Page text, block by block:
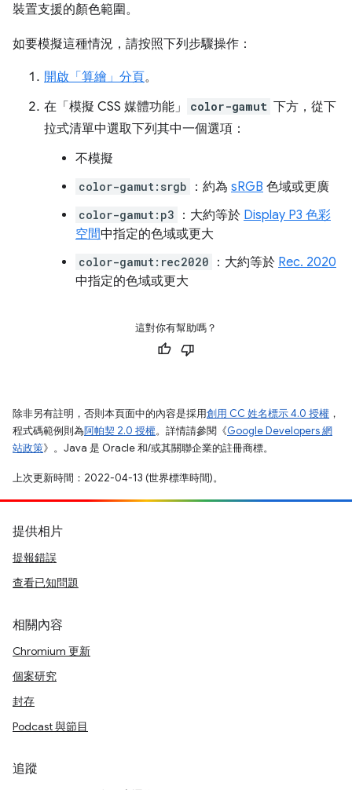
裝置支援的顏色範圍。
如要模擬這種情況，請按照下列步驟操作：
開啟「算繪」 分頁。
在「模擬 CSS 媒體功能」
color-gamut 下方，從下
拉式清單中選取下列其中一個選項：
不模擬
color-gamut:srgb ：約為 sRGB 色域或更廣
color-gamut:p3 ：大約等於 Display P3 色彩
空間中指定的色域或更大
color-gamut:rec2020 ：大約等於 Rec. 2020
中指定的色域或更大
這對你有幫助嗎？
除非另有註明，否則本頁面中的內容是採用創用 CC 姓名標示 4.0 授權 ，
程式碼範例則為阿帕契 2.0 授權。詳情請參閱《Google Developers 網
站政策》。Java 是 Oracle 和/或其關聯企業的註冊商標。
上次更新時間：2022-04-13 (世界標準時間)。
提供相片
提報錯誤
查看已知問題
相關內容
Chromium 更新
個案研究
封存
Podcast 與節目
追蹤